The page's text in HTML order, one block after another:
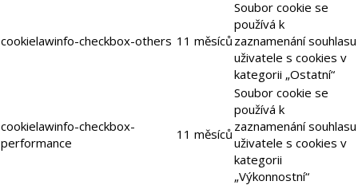
cookielawinfo-checkbox-others 11 měsíců
Soubor cookie se
používá k
zaznamenání souhlasu
uživatele s cookies v
kategorii „Ostatní“
cookielawinfo-checkbox-
performance
11 měsíců
Soubor cookie se
používá k
zaznamenání souhlasu
uživatele s cookies v
kategorii
„Výkonnostní“